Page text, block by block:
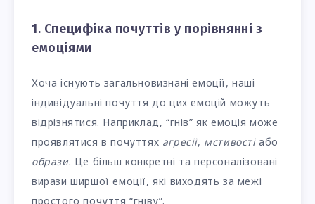
1. Специфіка почуттів у порівнянні з
емоціями
Хоча існують загальновизнані емоції, наші
індивідуальні почуття до цих емоцій можуть
відрізнятися. Наприклад, “гнів” як емоція може
проявлятися в почуттях агресії, мстивостіабо
образи. Це більш конкретні та персоналізовані
вирази ширшої емоції, які виходять за межі
простого почуття “гніву”.